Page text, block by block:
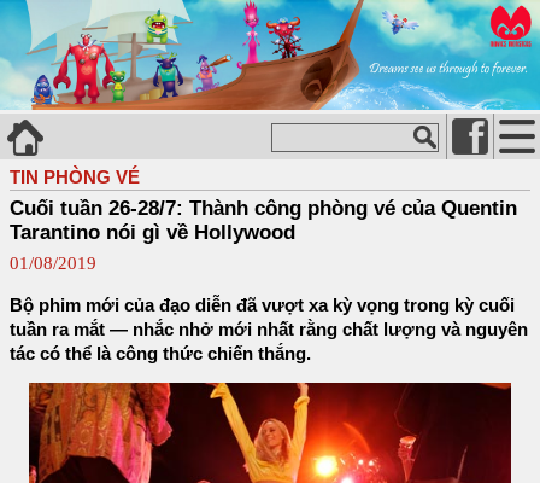
TIN PHÒNG VÉ
Cuối tuần 26-28/7: Thành công phòng vé của Quentin
Tarantino nói gì về Hollywood
01/08/2019
Bộ phim mới của đạo diễn đã vượt xa kỳ vọng trong kỳ cuối
tuần ra mắt — nhắc nhở mới nhất rằng chất lượng và nguyên
tác có thể là công thức chiến thắng.